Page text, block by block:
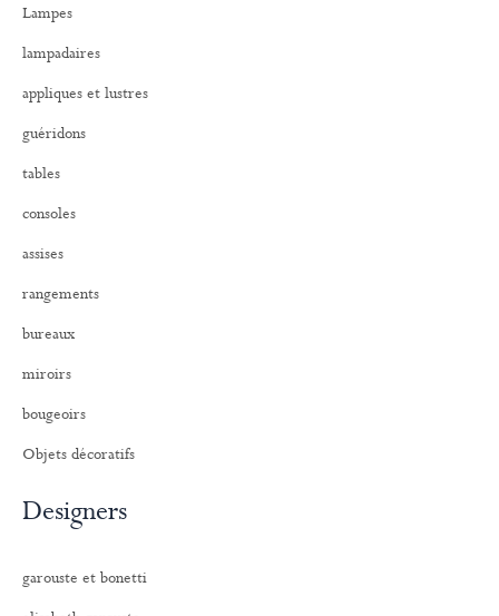
c
e
:
Lampes
lampadaires
appliques et lustres
guéridons
tables
consoles
assises
rangements
bureaux
miroirs
bougeoirs
Objets décoratifs
Designers
garouste et bonetti